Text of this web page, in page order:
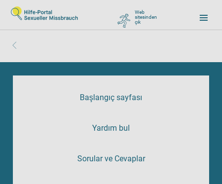
Web
sitesinden
çık, zu Google wechseln
Başlangıç sayfası
Yardım bul
Sorular ve Cevaplar